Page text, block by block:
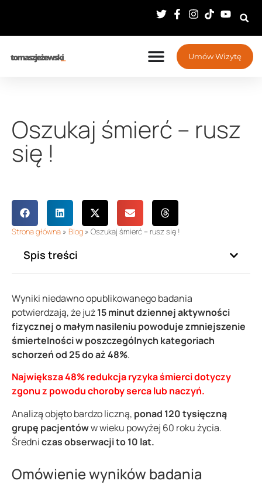
Umów Wizytę
Oszukaj śmierć – rusz
się !
Strona główna » Blog » Oszukaj śmierć – rusz się !
Spis treści
Wyniki niedawno opublikowanego badania
potwierdzają, że już15 minut dziennej aktywności
fizycznej o małym nasileniu powoduje zmniejszenie
śmiertelności w poszczególnych kategoriach
schorzeń od 25 do aż 48%.
Największa 48% redukcja ryzyka śmierci dotyczy
zgonu z powodu choroby serca lub naczyń.
Analizą objęto bardzo liczną, ponad 120 tysięczną
grupę pacjentóww wieku powyżej 60 roku życia.
Średniczas obserwacji to 10 lat.
Omówienie wyników badania